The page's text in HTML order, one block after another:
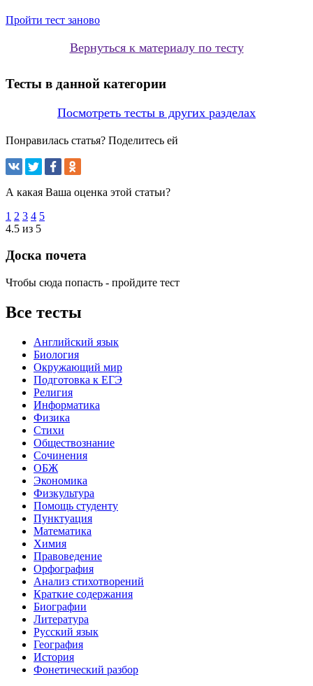
Пройти тест заново
Вернуться к материалу по тесту
Тесты в данной категории
Посмотреть тесты в других разделах
Понравилась статья? Поделитесь ей
А какая Ваша оценка этой статьи?
1 2 3 4 5
4.5 из 5
Доска почета
Чтобы сюда попасть - пройдите тест
Все тесты
Английский язык
Биология
Окружающий мир
Подготовка к ЕГЭ
Религия
Информатика
Физика
Стихи
Обществознание
Сочинения
ОБЖ
Экономика
Физкультура
Помощь студенту
Пунктуация
Математика
Химия
Правоведение
Орфография
Анализ стихотворений
Краткие содержания
Биографии
Литература
Русский язык
География
История
Фонетический разбор